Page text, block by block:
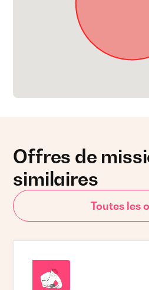
Offres de
similaires
Toutes les